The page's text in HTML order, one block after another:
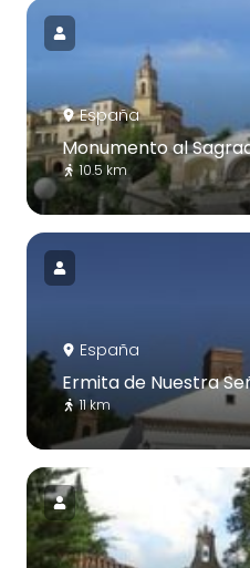
España
Monumento al
10.5 km
España
Ermita de Nuestra
11 km